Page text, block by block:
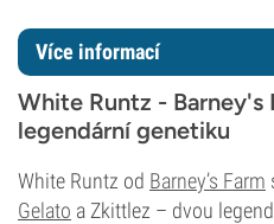
Více informací
White Runtz - Barney's
legendární genetiku
White Runtz od Barney’s Farm
Gelato a Zkittlez – dvou